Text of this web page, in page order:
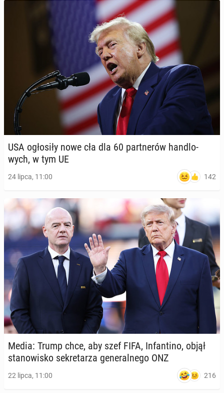
USA ogło­si­ły nowe cła dla 60 part­ne­rów han­dlo­
wych, w tym UE
24 lipca, 11:00 142
Media: Trump chce, aby szef FIFA, In­fan­ti­no, objął
sta­no­wi­sko se­kre­ta­rza ge­ne­ral­ne­go ONZ
22 lipca, 11:00 216